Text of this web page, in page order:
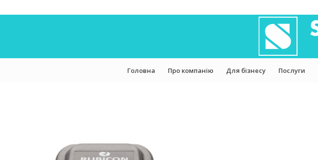
Головна Про компанію Для бізнесу Послуги